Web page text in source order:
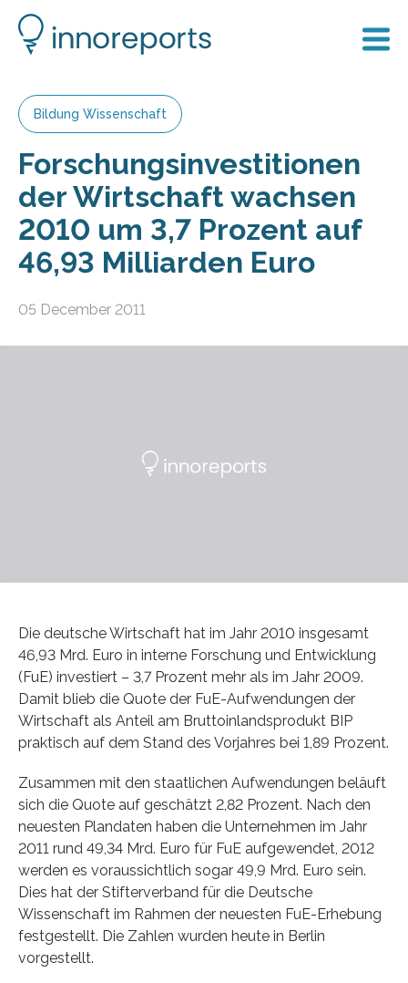
Bildung Wissenschaft
Forschungsinvestitionen
der Wirtschaft wachsen
2010 um 3,7 Prozent auf
46,93 Milliarden Euro
05 December 2011
Die deutsche Wirtschaft hat im Jahr 2010 insgesamt
46,93 Mrd. Euro in interne Forschung und Entwicklung
(FuE) investiert – 3,7 Prozent mehr als im Jahr 2009.
Damit blieb die Quote der FuE-Aufwendungen der
Wirtschaft als Anteil am Bruttoinlandsprodukt BIP
praktisch auf dem Stand des Vorjahres bei 1,89 Prozent.
Zusammen mit den staatlichen Aufwendungen beläuft
sich die Quote auf geschätzt 2,82 Prozent. Nach den
neuesten Plandaten haben die Unternehmen im Jahr
2011 rund 49,34 Mrd. Euro für FuE aufgewendet, 2012
werden es voraussichtlich sogar 49,9 Mrd. Euro sein.
Dies hat der Stifterverband für die Deutsche
Wissenschaft im Rahmen der neuesten FuE-Erhebung
festgestellt. Die Zahlen wurden heute in Berlin
vorgestellt.